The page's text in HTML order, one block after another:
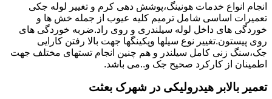
انجام انواع خدمات هونینگ،پوشش دهی کرم و تغییر لوله جکی
تعمیرات اساسی شامل ترمیم کلیه عیوب از جمله خش ها و
خوردگی های داخل لوله سیلندری و روی راد.ضربه خوردگی های
روی پیستون.تغییر نوع سیلها وپکینگها جهت بالا رفتن کارایی
جک،سنگ زنی کامل سیلندر و هم چنین انجام تستهای مختلف جهت
اطمینان از کارکرد صحیح جک و..می باشد.
تعمیر بالابر هیدرولیکی در شهرک بعثت